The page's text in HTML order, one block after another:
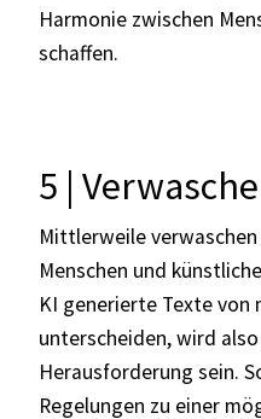
Harmonie zwischen
schaffen.
5 |
Mittlerweile
Menschen und
KI generierte Texte von
unterscheiden, wird
Herausforderung sein.
Regelungen zu einer